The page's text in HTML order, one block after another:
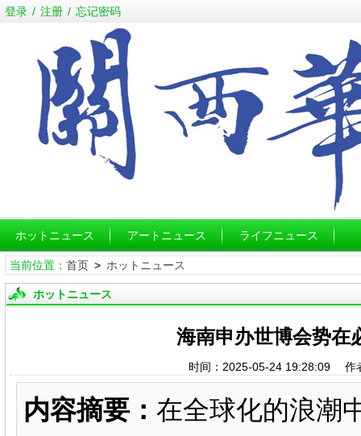
登录 / 注册 / 忘记密码
ホットニュース アートニュース ライフニュース
当前位置： 首页> ホットニュース
ホットニュース
海南申办世博会势在
时间：2025-05-24 19:28:09
内容摘要： 在全球化的浪潮